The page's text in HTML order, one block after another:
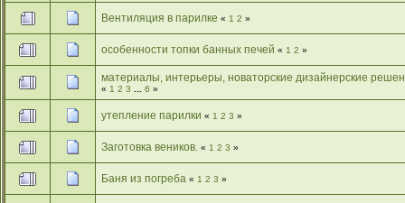
Вентиляция в парилке « 1 2 »
особенности топки банных печей « 1 2 »
материалы, интерьеры, новаторские дизайнерские
« 1 2 3 6 »
утепление парилки « 1 2 3 »
Заготовка веников. « 1 2 3 »
Баня из погреба « 1 2 3 »